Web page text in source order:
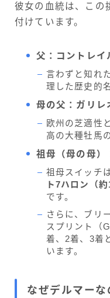
彼女の血統は、この
付けています。
父：コントレイ
言わずと知れ
理した歴史的
母の父：ガリレ
欧州の芝適性
高の大種牡馬
祖母（母の母
祖母スイッチ
ト7ハロン（
です。
さらに、ブリ
スプリント（
着、2着、3着
います。
なぜデルマー